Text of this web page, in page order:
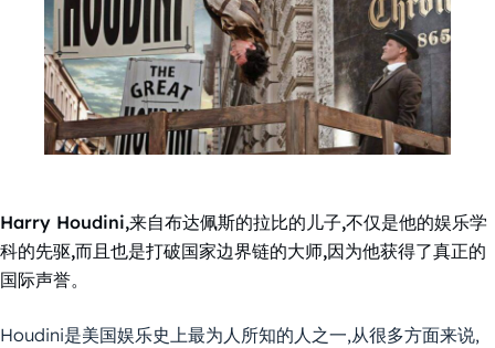
Harry Houdini,来自布达佩斯的拉比的儿子,不仅是他的娱乐学
科的先驱,而且也是打破国家边界链的大师,因为他获得了真正的
国际声誉。
Houdini是美国娱乐史上最为人所知的人之一,从很多方面来说,